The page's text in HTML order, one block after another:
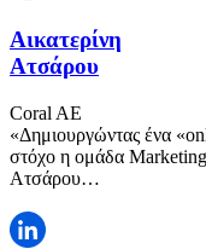
Αικατερίνη
Ατσάρου
Coral AE
«Δημιουργώντας ένα
στόχο η ομάδα
Ατσάρου…